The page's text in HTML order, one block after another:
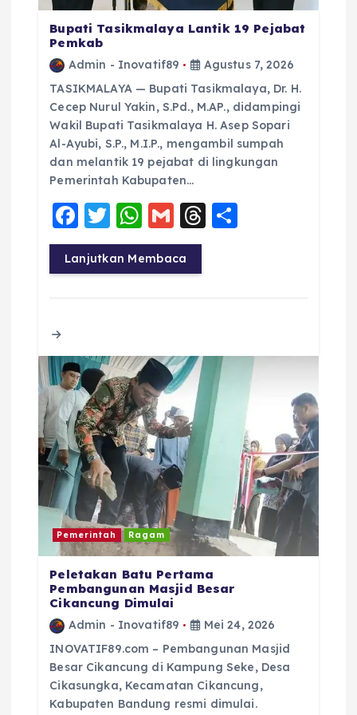
Bupati Tasikmalaya Lantik 19 Pejabat
Pemkab
Admin - Inovatif89
Agustus 7, 2026
TASIKMALAYA — Bupati Tasikmalaya, Dr. H.
Cecep Nurul Yakin, S.Pd., M.AP., didampingi
Wakil Bupati Tasikmalaya H. Asep Sopari
Al-Ayubi, S.P., M.I.P., mengambil sumpah
dan melantik 19 pejabat di lingkungan
Pemerintah Kabupaten…
F
a
c
e
o
k
T
w
it
te
W
h
a
ts
p
G
m
ai
l
T
a re
Lanjutkan Membaca
Pemerintah Ragam
Peletakan Batu Pertama
Pembangunan Masjid Besar
Cikancung Dimulai
Admin - Inovatif89
Mei 24, 2026
INOVATIF89.com – Pembangunan Masjid
Besar Cikancung di Kampung Seke, Desa
Cikasungka, Kecamatan Cikancung,
Kabupaten Bandung resmi dimulai.